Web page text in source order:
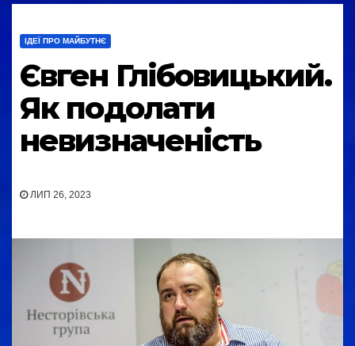
ІДЕЇ ПРО МАЙБУТНЄ
Євген Глібовицький.
Як подолати
невизначеність
ЛИП 26, 2023